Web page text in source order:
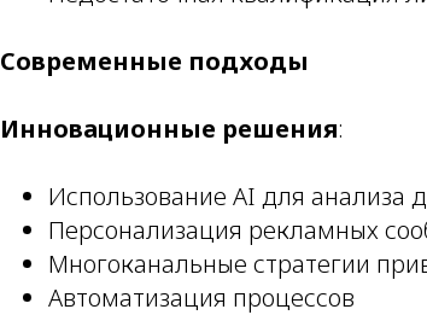
Современные подходы
Инновационные решения:
Использование AI для анализа
Персонализация рекламных
Многоканальные стратегии
Автоматизация процессов